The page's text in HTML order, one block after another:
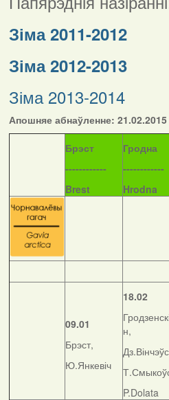
Зіма 2011-2012
Зіма 2012-2013
Зіма 2013-2014
Апошняе абнаўленне: 21.02.2015
Брэст
------------
Brest
Гродна
------------
Hrodna
09.01
Брэст,
Ю.Янкевіч
18.02
н,
P.Dolata